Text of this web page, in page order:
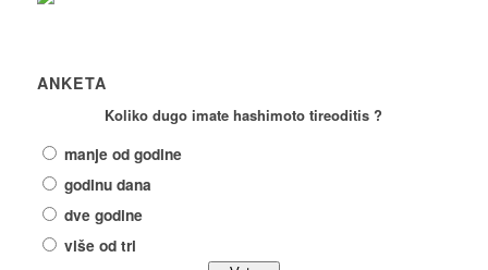
ANKETA
Koliko dugo imate hashimoto tireoditis ?
manje od godine
godinu dana
dve godine
više od tri